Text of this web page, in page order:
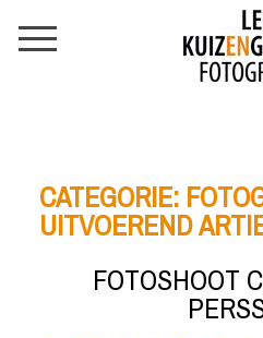
CATEGORIE:
UITVOEREND
FOTOSHOOT